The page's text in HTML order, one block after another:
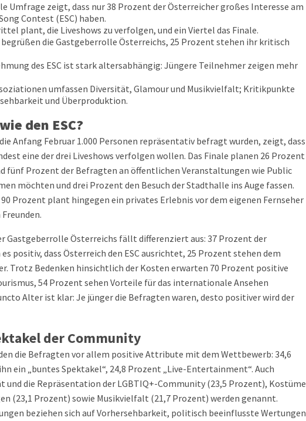
Umfrage zeigt, dass nur 38 Prozent der Österreicher großes Interesse am
Contest (ESC) haben.
plant, die Liveshows zu verfolgen, und ein Viertel das Finale.
die Gastgeberrolle Österreichs, 25 Prozent stehen ihr kritisch
des ESC ist stark altersabhängig: Jüngere Teilnehmer zeigen mehr
umfassen Diversität, Glamour und Musikvielfalt; Kritikpunkte
und Überproduktion.
den ESC?
Anfang Februar 1.000 Personen repräsentativ befragt wurden, zeigt, dass
eine der drei Liveshows verfolgen wollen. Das Finale planen 26 Prozent
fünf Prozent der Befragten an öffentlichen Veranstaltungen wie Public
möchten und drei Prozent den Besuch der Stadthalle ins Auge fassen.
Prozent plant hingegen ein privates Erlebnis vor dem eigenen Fernseher
Gastgeberrolle Österreichs fällt differenziert aus: 37 Prozent der
positiv, dass Österreich den ESC ausrichtet, 25 Prozent stehen dem
Trotz Bedenken hinsichtlich der Kosten erwarten 70 Prozent positive
54 Prozent sehen Vorteile für das internationale Ansehen
Alter ist klar: Je jünger die Befragten waren, desto positiver wird der
der Community
die Befragten vor allem positive Attribute mit dem Wettbewerb: 34,6
ein „buntes Spektakel“, 24,8 Prozent „Live-Entertainment“. Auch
und die Repräsentation der LGBTIQ+-Community (23,5 Prozent), Kostüme
(23,1 Prozent) sowie Musikvielfalt (21,7 Prozent) werden genannt.
beziehen sich auf Vorhersehbarkeit, politisch beeinflusste Wertungen